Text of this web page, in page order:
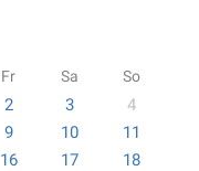
Fr Sa So
2 3
4
9 10
11
16 17
18